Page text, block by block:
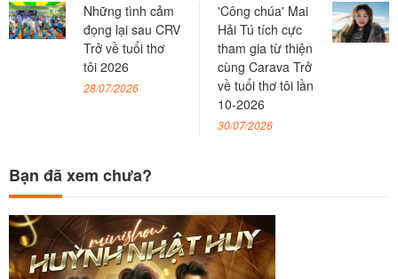
Những tình cảm
đọng lại sau CRV
Trở về tuổi thơ
tôi 2026
28/07/2026
'Công chúa' Mai
Hải Tú tích cực
tham gia từ thiện
cùng Carava Trở
về tuổi thơ tôi lần
10-2026
30/07/2026
Bạn đã xem chưa?